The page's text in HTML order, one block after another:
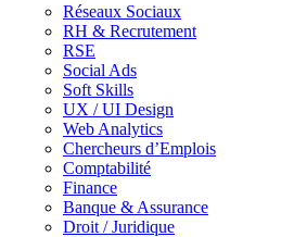
Réseaux Sociaux
RH & Recrutement
RSE
Social Ads
Soft Skills
UX / UI Design
Web Analytics
Chercheurs d’Emplois
Comptabilité
Finance
Banque & Assurance
Droit / Juridique